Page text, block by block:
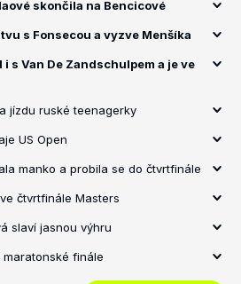
skončila na Bencicové
s Fonsecou a vyzve Menšíka
s Van De Zandschulpem a je ve
jízdu ruské teenagerky
US Open
manko a probila se do čtvrtfinále
čtvrtfinále Masters
slaví jasnou výhru
finále